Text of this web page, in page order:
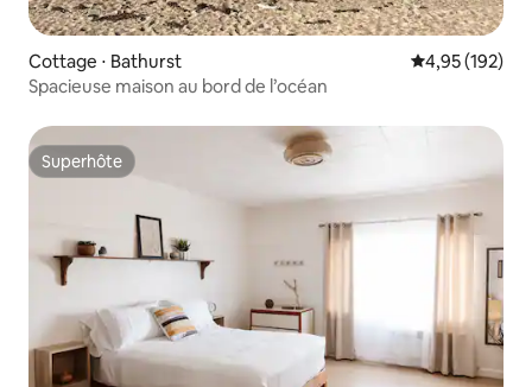
Cottage ⋅ Bathurst Évaluation
4,95 (192)
Spacieuse maison au bord de l’océan
Superhôte
Superhôte